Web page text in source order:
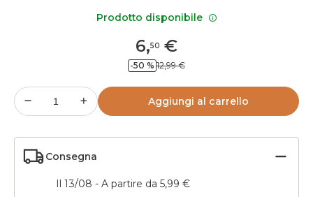
6,50 €
-50 % 12,99 €
Aggiungi al carrello
Consegna
Il 13/08 - A partire da 5,99 €